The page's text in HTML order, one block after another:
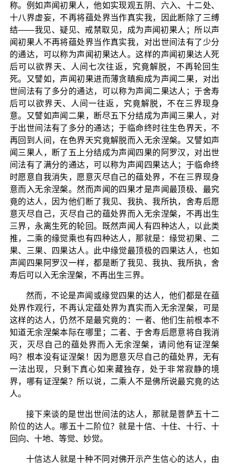
称。例如声闻初果人，他如实现观五阴、六入、十二处、
十八界虚妄，不再将蕴处界当作真实我，因此断除了三缚
结——我见、疑见、戒禁取见，成为声闻初果人；所以声
闻初果人不再将蕴处界当作真实我，对出世间法有了少分
的通达，可以称为声闻初果达人。这样的声闻初果达人死
后可以欲界天、人间七次往返，究竟解脱，不再轮回生
死。又譬如，声闻初果进而薄贪瞋痴成为声闻二果，对出
世间法有了多分的通达，可以称为声闻二果达人；于舍寿
后可以欲界天、人间一往返，究竟解脱，不在三界现身
意。又譬如声闻二果，断尽五下分结成为声闻三果人，对
于出世间法有了多分的通达；于临命终时往生色界天，不
再回到人间，在色界天究竟解脱而入无余涅槃。又譬如声
闻三果人，断了五上分结成为声闻四果的阿罗汉，对出世
间法有了满分的通达，可以称为声闻四果达人；于临命终
时愿意自我消失，愿意灭尽自己的蕴处界，不在三界现身
意而入无余涅槃。然而声闻的四果才是声闻最顶极、最究
竟的达人，因为他们断了我见、我执、我所执，舍寿后愿
意灭尽自己，灭尽自己的蕴处界而入无余涅槃，不再出生
三界，永离生死的轮回。既然声闻人有四种达人，以此类
推，二乘的缘觉乘也有四种达人，那就是：缘觉初果、二
果、三果、四果达人。此中缘觉最顶极的四果达人，也如
声闻四果阿罗汉一样，都是断了我见、我执、我所执，舍
寿后可以入无余涅槃，不再出生三界。
然而，不论是声闻或缘觉四果的达人，他们都是在蕴
处界作观行，不再认定蕴处界为真实而入无余涅槃，可是
这样的达人，仍然不是最究竟的：一者、他们生前根本不
知道无余涅槃本际在哪里；二者、于舍寿后愿意将自我消
灭，灭尽自己的蕴处界而入无余涅槃，请问他有证涅槃
吗？根本没有证涅槃！因为愿意灭尽自己的蕴处界，无有
一法出现，只剩下真心如来藏独存，处于非常寂静的境
界，哪有证涅槃？所以说，二乘人不是佛所说最究竟的达
人。
接下来谈的是世出世间法的达人，那就是菩萨五十二
阶位的达人。哪五十二阶位？就是十信、十住、十行、十
回向、十地、等觉、妙觉。
十信达人就是十种不同对佛开示产生信心的达人，由